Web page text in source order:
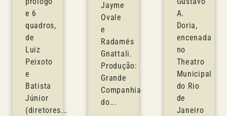
e 6
quadros,
de
Luiz
Peixoto
e
Batista
Júnior
(diretores...
Jayme
Ovale
e
Radamés
Gnattali.
Produção:
Grande
Companhia
do...
A.
Doria,
encenada
no
Theatro
Municipal
do Rio
de
Janeiro